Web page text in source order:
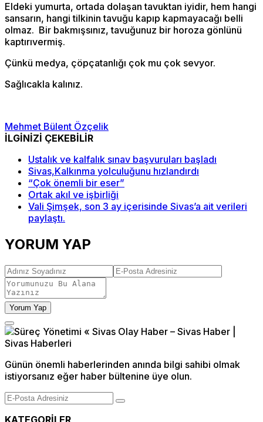
Eldeki yumurta, ortada dolaşan tavuktan iyidir, hem hangi
sansarın, hangi tilkinin tavuğu kapıp kapmayacağı belli
olmaz. Bir bakmışsınız, tavuğunuz bir horoza gönlünü
kaptırıvermiş.
Çünkü medya, çöpçatanlığı çok mu çok sevyor.
Sağlıcakla kalınız.
Mehmet Bülent Özçelik
İLGİNİZİ ÇEKEBİLİR
Ustalık ve kalfalık sınav başvuruları başladı
Sivas,Kalkınma yolculuğunu hızlandırdı
“Çok önemli bir eser”
Ortak akıl ve işbirliği
Vali Şimşek, son 3 ay içerisinde Sivas’a ait verileri
paylaştı.
YORUM YAP
Yorum Yap
Günün önemli haberlerinden anında bilgi sahibi olmak
istiyorsanız eğer haber bültenine üye olun.